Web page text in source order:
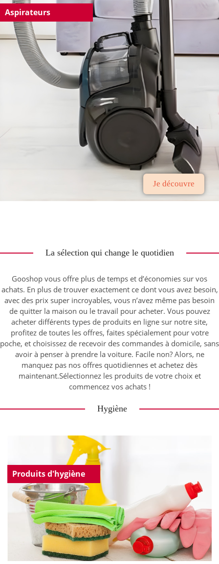
Aspirateurs
Je découvre
La sélection qui change le quotidien
Gooshop vous offre plus de temps et d’économies sur vos
achats. En plus de trouver exactement ce dont vous avez besoin,
avec des prix super incroyables, vous n’avez même pas besoin
de quitter la maison ou le travail pour acheter. Vous pouvez
acheter différents types de produits en ligne sur notre site,
profitez de toutes les offres, faites spécialement pour votre
poche, et choisissez de recevoir des commandes à domicile, sans
avoir à penser à prendre la voiture. Facile non? Alors, ne
manquez pas nos offres quotidiennes et achetez dès
maintenant.Sélectionnez les produits de votre choix et
commencez vos achats !
Hygiène
Produits d'hygiène